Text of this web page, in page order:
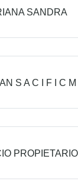
SANDRA
S A C I F I C M